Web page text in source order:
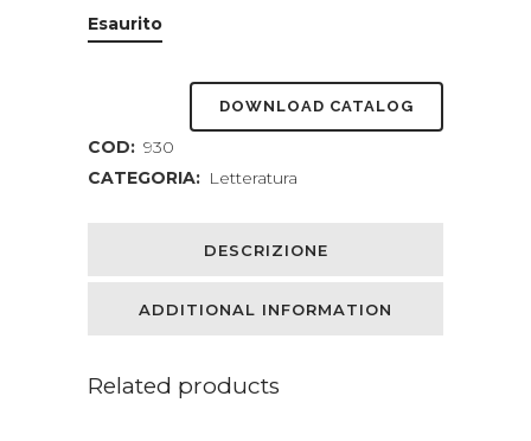
Esaurito
DOWNLOAD CATALOG
COD: 930
CATEGORIA: Letteratura
DESCRIZIONE
ADDITIONAL INFORMATION
Related products